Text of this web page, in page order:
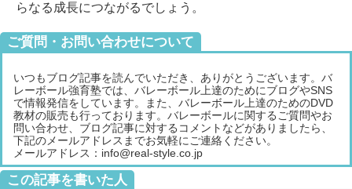
らなる成長につながるでしょう。
ご質問・お問い合わせについて
いつもブログ記事を読んでいただき、ありがとうございます。バ
レーボール強育塾では、バレーボール上達のためにブログやSNS
で情報発信をしています。また、バレーボール上達のためのDVD
教材の販売も行っております。バレーボールに関するご質問やお
問い合わせ、ブログ記事に対するコメントなどがありましたら、
下記のメールアドレスまでお気軽にご連絡ください。
メールアドレス：info@real-style.co.jp
この記事を書いた人